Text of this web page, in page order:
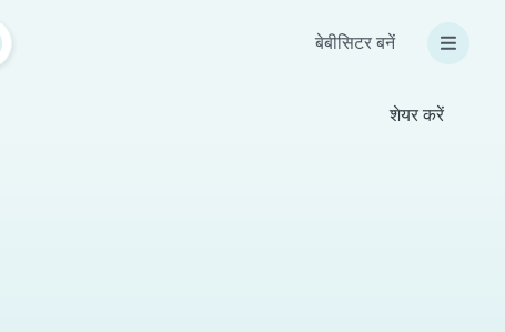
बेबीसिटर बनें
शेयर करें